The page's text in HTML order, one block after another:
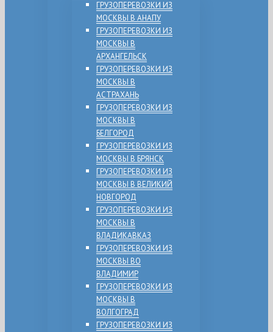
ГРУЗОПЕРЕВОЗКИ ИЗ
МОСКВЫ В АНАПУ
ГРУЗОПЕРЕВОЗКИ ИЗ
МОСКВЫ В
АРХАНГЕЛЬСК
ГРУЗОПЕРЕВОЗКИ ИЗ
МОСКВЫ В
АСТРАХАНЬ
ГРУЗОПЕРЕВОЗКИ ИЗ
МОСКВЫ В
БЕЛГОРОД
ГРУЗОПЕРЕВОЗКИ ИЗ
МОСКВЫ В БРЯНСК
ГРУЗОПЕРЕВОЗКИ ИЗ
МОСКВЫ В ВЕЛИКИЙ
НОВГОРОД
ГРУЗОПЕРЕВОЗКИ ИЗ
МОСКВЫ В
ВЛАДИКАВКАЗ
ГРУЗОПЕРЕВОЗКИ ИЗ
МОСКВЫ ВО
ВЛАДИМИР
ГРУЗОПЕРЕВОЗКИ ИЗ
МОСКВЫ В
ВОЛГОГРАД
ГРУЗОПЕРЕВОЗКИ ИЗ